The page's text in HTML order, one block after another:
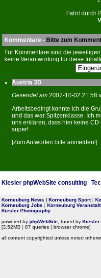
Fahrt durch
Kommentare - Bitte zum
Für Kommentare sind die
keine Verantwortung für diese
Austria 3D
Gesendet am 2007-10-02 21:58
Arbeitsbedingt konnte ich die
und das war Spitzenklasse. Ich
uns erklären, dass hier keine
super!
[Zum Antworten bitte anmelden!]
Kiesler phpWebSite consulting
Korneuburg News | Korneuburg Sport|
Korneuburg Jobs | Korneuburg
Kiesler Photography
powered by phpWebSite , tuned by Kiesler
[3.52MB | 87 queries | browser chrome]
all content copyrighted unless noted